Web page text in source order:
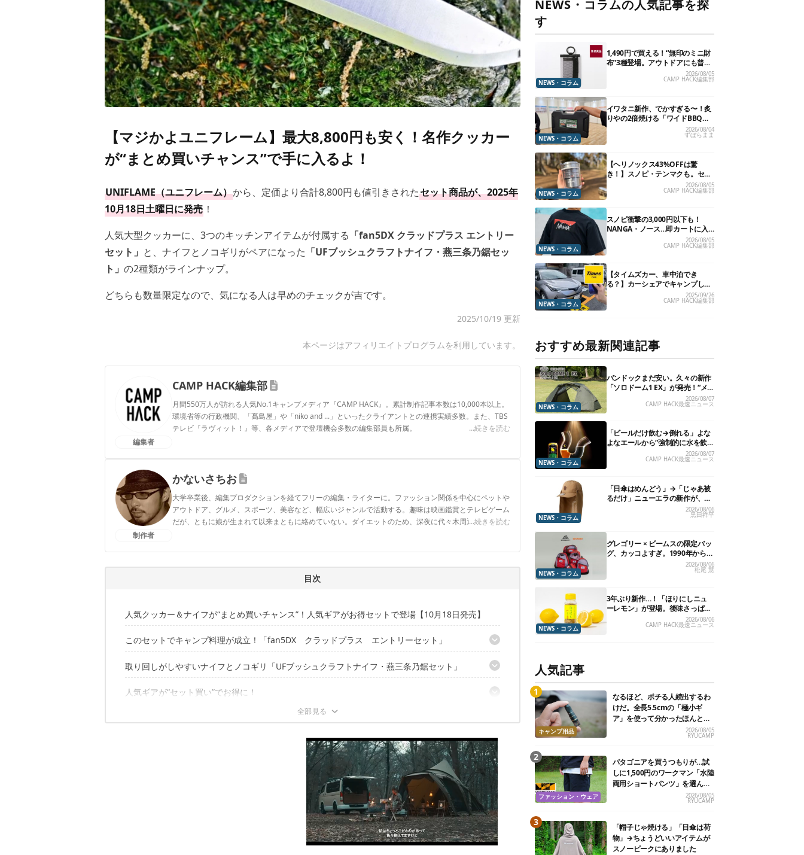
【マジかよユニフレーム】最大8,800円も安く！名作クッカー
が“まとめ買いチャンス”で手に入るよ！
UNIFLAME（ユニフレーム）から、定価より合計8,800円も値引きされたセット商品が、2025年
10月18日土曜日に発売！
人気大型クッカーに、3つのキッチンアイテムが付属する 「fan5DX クラッドプラス エントリー
セット」 と、ナイフとノコギリがペアになった 「UFブッシュクラフトナイフ・燕三条乃鋸セッ
ト」 の2種類がラインナップ。
どちらも数量限定なので、気になる人は早めのチェックが吉です。
2025/10/19 更新
本ページはアフィリエイトプログラムを利用しています。
編集者
CAMP HACK編集部
月間550万人が訪れる人気No.1キャンプメディア『CAMP HACK』。累計制作記事本数は10,000本以上。
環境省等の行政機関、「髙島屋」や「niko and ...」といったクライアントとの連携実績多数。また、TBS
テレビ『ラヴィット！』等、各メディアで登壇機会多数の編集部員も所属。
...続きを読む
制作者
かないさちお
大学卒業後、編集プロダクションを経てフリーの編集・ライターに。ファッション関係を中心にペットや
アウトドア、グルメ、スポーツ、美容など、幅広いジャンルで活動する。趣味は映画鑑賞とテレビゲーム
だが、ともに娘が生まれて以来まともに絡めていない。ダイエットのため、深夜に代々木周辺を徘徊中。
...続きを読む
目次
人気クッカー＆ナイフが“まとめ買いチャンス”！人気ギアがお得セットで登場【10月18日発売】
このセットでキャンプ料理が成立！「fan5DX クラッドプラス エントリーセット」
「fan5DX クラッドプラス」はすぐにキャンプ飯が楽しめるベストユニット
熱しやすく冷めにくい4層クラッド材を採用
細部にも“使いやすさ”の工夫あり
取り回しがしやすいナイフとノコギリ「UFブッシュクラフトナイフ・燕三条乃鋸セット」
安心してバトニングできる高強度フルタング構造
人気ギアが“セット買い”でお得に！
NEWS・コラムの人気記事を探
す
NEWS・コラム
1,490円で買える！“無印のミニ財
布”3種登場。アウトドアにも普段
2026/08/05
CAMP HACK編集部
NEWS・コラム
イワタニ新作、でかすぎる〜！炙
りやの2倍焼ける「ワイドBBQグ
リル」で“豪快焼肉”できるよ【再
販開始】
2026/08/04
ずぼらまま
NEWS・コラム
【ヘリノックス43%OFFは驚
き！】スノピ・テンマクも。セー
ル中の「見逃せないキャンプ道
具」12選
2026/08/05
CAMP HACK編集部
NEWS・コラム
スノピ衝撃の3,000円以下も！
NANGA・ノース…即カートに入
れたいアウトドアな「値下げ夏
2026/08/05
CAMP HACK編集部
NEWS・コラム
【タイムズカー、車中泊でき
る？】カーシェアでキャンプした
いので、直接聞いてみました2025/09/26
CAMP HACK編集部
おすすめ最新関連記事
NEWS・コラム
バンドックまだ安い。久々の新作
「ソロドーム1 EX」が発売！“メ
ッシュインナー”だけでも使える
よ【防災も◎】
2026/08/07
CAMP HACK最速ニュース
NEWS・コラム
「ビールだけ飲む→倒れる」よな
よなエールから“強制的に水を飲
2026/08/07
CAMP HACK最速ニュース
NEWS・コラム
「日傘はめんどう」→「じゃあ被
るだけ」ニューエラの新作が、真
2026/08/06
黒田祥平
NEWS・コラム
グレゴリー × ビームスの限定バッ
グ、カッコよすぎ。1990年から“3
年のみ使用”されていた、紫タグ
2026/08/06
松尾 慧
NEWS・コラム
3年ぶり新作…！「ほりにしニュ
ーレモン」が登場。後味さっぱり
の万能スパイス！【8月21日発
2026/08/06
CAMP HACK最速ニュース
人気記事
キャンプ用品
なるほど、ポチる人続出するわ
けだ。全長5.5cmの「極小ギ
ア」を使って分かったほんとの
2026/08/05
RYUCAMP
ファッション・ウェア
パタゴニアを買うつもりが…試
しに1,500円のワークマン「水陸
両用ショートパンツ」を選んだ
2026/08/05
RYUCAMP
「帽子じゃ焼ける」「日傘は荷
物」→ちょうどいいアイテムが
スノーピークにありました